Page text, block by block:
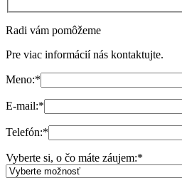
Radi vám pomôžeme
Pre viac informácií nás kontaktujte.
Meno:*
E-mail:*
Telefón:*
Vyberte si, o čo máte záujem:*